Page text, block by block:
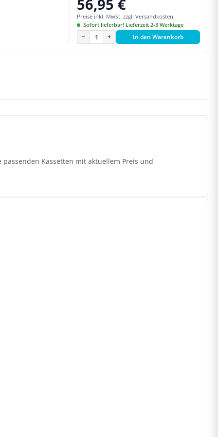
Regulärer Preis:
56,95 €
Preise inkl. MwSt. zzgl. Versandkosten
Sofort lieferbar! Lieferzeit 2-3 Werktage
− + In den Warenkorb
Kassetten mit aktuellem Preis und